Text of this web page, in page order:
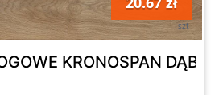
szt